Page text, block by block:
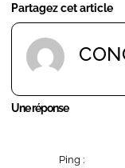
Partagez cet article
Une réponse
Ping :